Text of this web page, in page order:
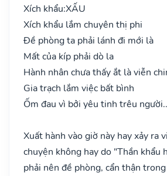
Xích khẩu:XẤU
Xích khẩu lắm chuyên thị phi
Đề phòng ta phải lánh đi mới là
Mất của kíp phải dò la
Hành nhân chưa thấy ắt là viễn
Gia trạch lắm việc bất bình
Ốm đau vì bởi yêu tinh trêu người..
Xuất hành vào giờ này hay xảy ra
chuyện không hay do "Thần khẩu
phải nên đề phòng, cẩn thận